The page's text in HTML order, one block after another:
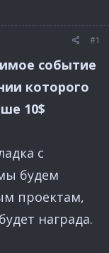
#1
событие
которого
10$
с
будем
проектам,
награда.